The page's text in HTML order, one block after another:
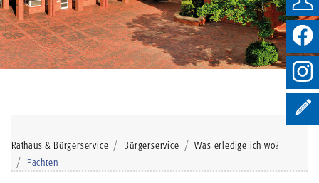
Rathaus & Bürgerservice Bürgerservice
Was erledige ich wo?
Pachten